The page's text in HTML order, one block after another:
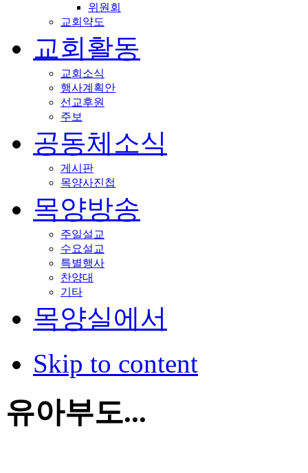
위원회
교회약도
교회활동
교회소식
행사계획안
선교후원
주보
공동체소식
게시판
목양사진첩
목양방송
주일설교
수요설교
특별행사
찬양대
기타
목양실에서
Skip to content
유아부도...